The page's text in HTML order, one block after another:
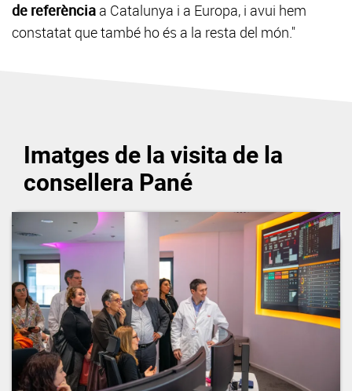
de referència a Catalunya i a Europa, i avui hem
constatat que també ho és a la resta del món."
Imatges de la visita de la
consellera Pané